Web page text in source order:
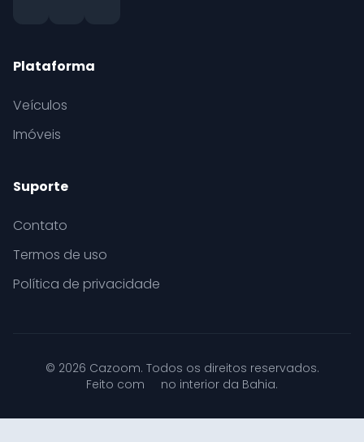
Plataforma
Veículos
Imóveis
Suporte
Contato
Termos de uso
Política de privacidade
© 2026 Cazoom. Todos os direitos reservados.
Feito com
no interior da Bahia.